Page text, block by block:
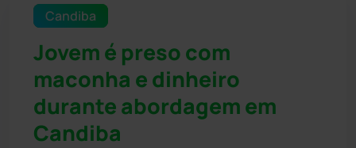
Candiba
Jovem é preso com
maconha e dinheiro
durante abordagem em
Candiba